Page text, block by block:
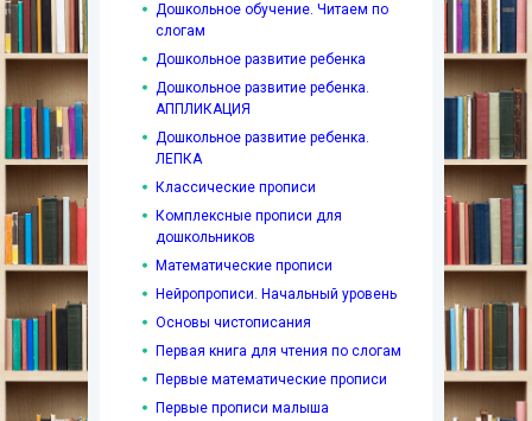
Дошкольное обучение. Читаем по
слогам
Дошкольное развитие ребенка
Дошкольное развитие ребенка.
АППЛИКАЦИЯ
Дошкольное развитие ребенка.
ЛЕПКА
Классические прописи
Комплексные прописи для
дошкольников
Математические прописи
Нейропрописи. Начальный уровень
Основы чистописания
Первая книга для чтения по слогам
Первые математические прописи
Первые прописи малыша